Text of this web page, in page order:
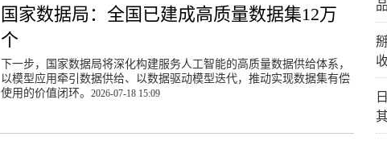
国家数据局：全国已建成高质量数据集12万
个
下一步，国家数据局将深化构建服务人工智能的高质量数据供给体系，
以模型应用牵引数据供给、以数据驱动模型迭代，推动实现数据集有偿
使用的价值闭环。2026-07-18 15:09